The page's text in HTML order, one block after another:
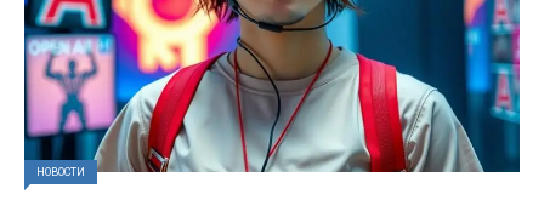
НОВОСТИ